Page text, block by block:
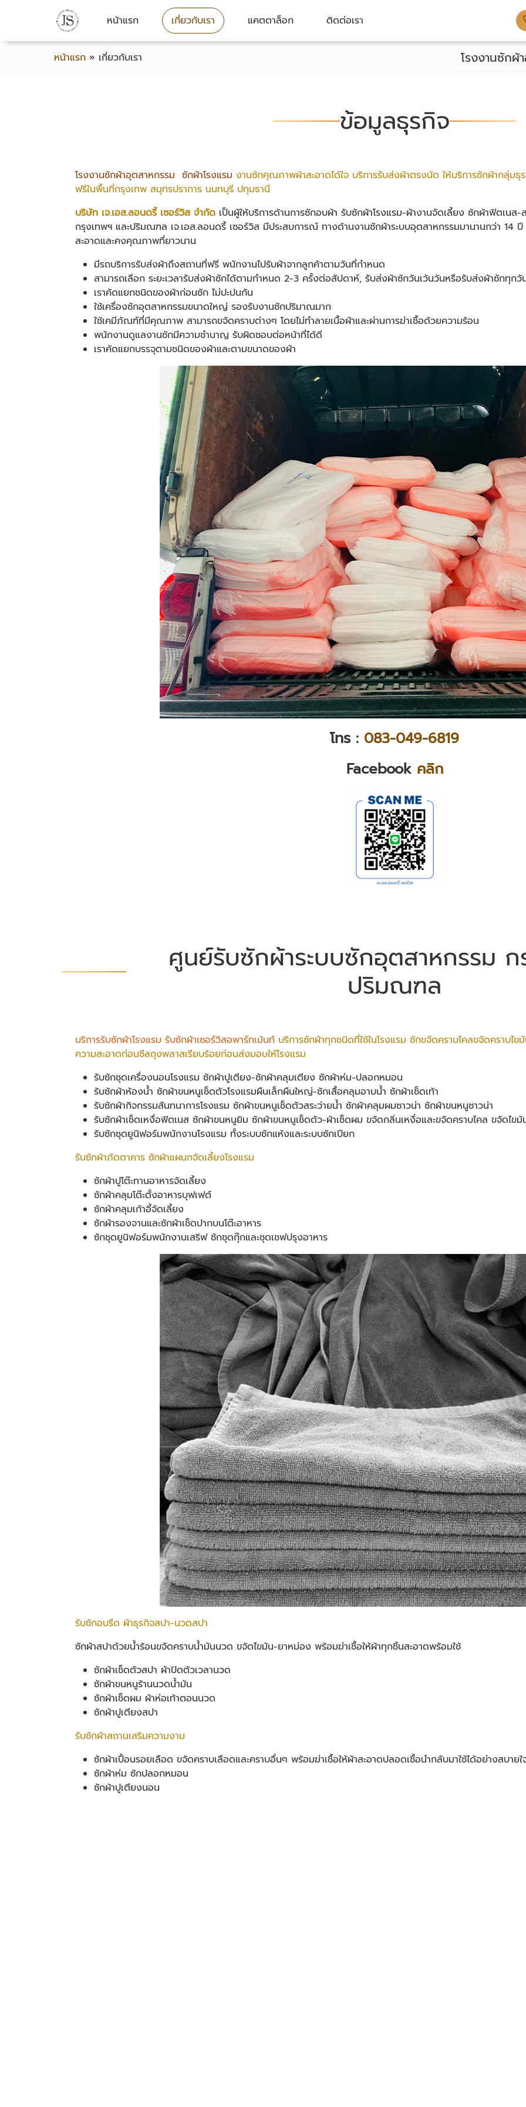
หน้าแรก เกี่ยวกับเรา แคตตาล็อก ติดต่อเรา
หน้าแรก » เกี่ยวกับเรา โรงงานซักผ้
ข้อมูลธุรกิจ
โรงงานซักผ้าอุตสาหกรรม ซักผ้าโรงแรม งานซักคุณภาพผ้าสะอาดได้ใจ บริการรับส่งผ้าตรงนัด ให้บริการซักผ้ากลุ่ม
ฟรีในพื้นที่กรุงเทพ สมุทรปราการ นนทบุรี ปทุมธานี
บริษัท เจ.เอส.ลอนดรี้ เซอร์วิส จำกัด เป็นผู้ให้บริการด้านการซักอบผ้า รับซักผ้าโรงแรม-ผ้างานจัดเลี้ยง ซักผ้าฟิตเนส
กรุงเทพฯ และปริมณฑล เจ.เอส.ลอนดรี้ เซอร์วิส มีประสบการณ์ ทางด้านงานซักผ้าระบบอุตสาหกรรมมานานกว่า 14 ปี
สะอาดและคงคุณภาพที่ยาวนาน
มีรถบริการรับส่งผ้าถึงสถานที่ฟรี พนักงานไปรับผ้าจากลูกค้าตามวันที่กำหนด
สามารถเลือก ระยะเวลารับส่งผ้าซักได้ตามกำหนด 2-3 ครั้งต่อสัปดาห์, รับส่งผ้าซักวันเว้นวันหรือรับส่งผ้าซักทุกวั
เราคัดแยกชนิดของผ้าก่อนซัก ไม่ปะปนกัน
ใช้เครื่องซักอุตสาหกรรมขนาดใหญ่ รองรับงานซักปริมาณมาก
ใช้เคมีภัณฑ์ที่มีคุณภาพ สามารถขจัดคราบต่างๆ โดยไม่ทำลายเนื้อผ้าและผ่านการฆ่าเชื้อด้วยความร้อน
พนักงานดูแลงานซักมีความชำนาญ รับผิดชอบต่อหน้าที่ได้ดี
เราคัดแยกบรรจุตามชนิดของผ้าและตามขนาดของผ้า
โทร : 083-049-6819
Facebook คลิก
ศูนย์รับซักผ้าระบบซักอุตสาหกรรม ก
ปริมณฑล
บริการรับซักผ้าโรงแรม รับซักผ้าเซอร์วิสอพาร์ทเม้นท์ บริการซักผ้าทุกชนิดที่ใช้ในโรงแรม ซักขจัดคราบไคลขจัดคราบ
ความสะอาดก่อนซีลถุงพลาสเรียบร้อยก่อนส่งมอบให้โรงแรม
รับซักชุดเครื่องนอนโรงแรม ซักผ้าปูเตียง-ซักผ้าคลุมเตียง ซักผ้าห่ม-ปลอกหมอน
รับซักผ้าห้องน้ำ ซักผ้าขนหนูเช็ดตัวโรงแรมผืนเล็กผืนใหญ่-ซักเสื้อคลุมอาบน้ำ ซักผ้าเช็ดเท้า
รับซักผ้ากิจกรรมสันทนาการโรงแรม ซักผ้าขนหนูเช็ดตัวสระว่ายน้ำ ซักผ้าคลุมผมซาวน่า ซักผ้าขนหนูซาวน่า
รับซักผ้าเช็ดเหงื่อฟิตเนส ซักผ้าขนหนูยิม ซักผ้าขนหนูเช็ดตัว-ผ้าเช็ดผม ขจัดกลิ่นเหงื่อและขจัดคราบไคล ขจัดไข
รับซักชุดยูนิฟอร์มพนักงานโรงแรม ทั้งระบบซักแห้งและระบบซักเปียก
รับซักผ้าภัตตาคาร ซักผ้าแผนกจัดเลี้ยงโรงแรม
ซักผ้าปูโต๊ะทานอาหารจัดเลี้ยง
ซักผ้าคลุมโต๊ะตั้งอาหารบุฟเฟต์
ซักผ้าคลุมเก้าอี้จัดเลี้ยง
ซักผ้ารองจานและซักผ้าเช็ดปากบนโต๊ะอาหาร
ซักชุดยูนิฟอร์มพนักงานเสริฟ ซักชุดกุ๊กและชุดเชฟปรุงอาหาร
รับซักอบรีด ผ้าธุรกิจสปา-นวดสปา
ซักผ้าสปาด้วยน้ำร้อนขจัดคราบน้ำมันนวด ขจัดไขมัน-ยาหม่อง พร้อมฆ่าเชื้อให้ผ้าทุกชิ้นสะอาดพร้อมใช้
ซักผ้าเช็ดตัวสปา ผ้าปิดตัวเวลานวด
ซักผ้าขนหนูร้านนวดน้ำมัน
ซักผ้าเช็ดผม ผ้าห่อเท้าตอนนวด
ซักผ้าปูเตียงสปา
รับซักผ้าสถานเสริมความงาม
ซักผ้าเปื้อนรอยเลือด ขจัดคราบเลือดและคราบอื่นๆ พร้อมฆ่าเชื้อให้ผ้าสะอาดปลอดเชื้อนำกลับมาใช้ได้อย่างสบายใ
ซักผ้าห่ม ซักปลอกหมอน
ซักผ้าปูเตียงนอน